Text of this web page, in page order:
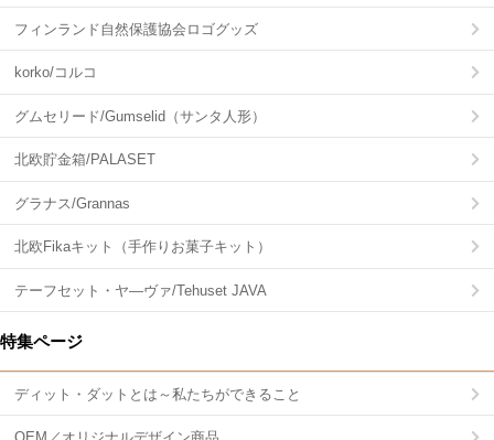
フィンランド自然保護協会ロゴグッズ
korko/コルコ
グムセリード/Gumselid（サンタ人形）
北欧貯金箱/PALASET
グラナス/Grannas
北欧Fikaキット（手作りお菓子キット）
テーフセット・ヤ―ヴァ/Tehuset JAVA
特集ページ
ディット・ダットとは～私たちができること